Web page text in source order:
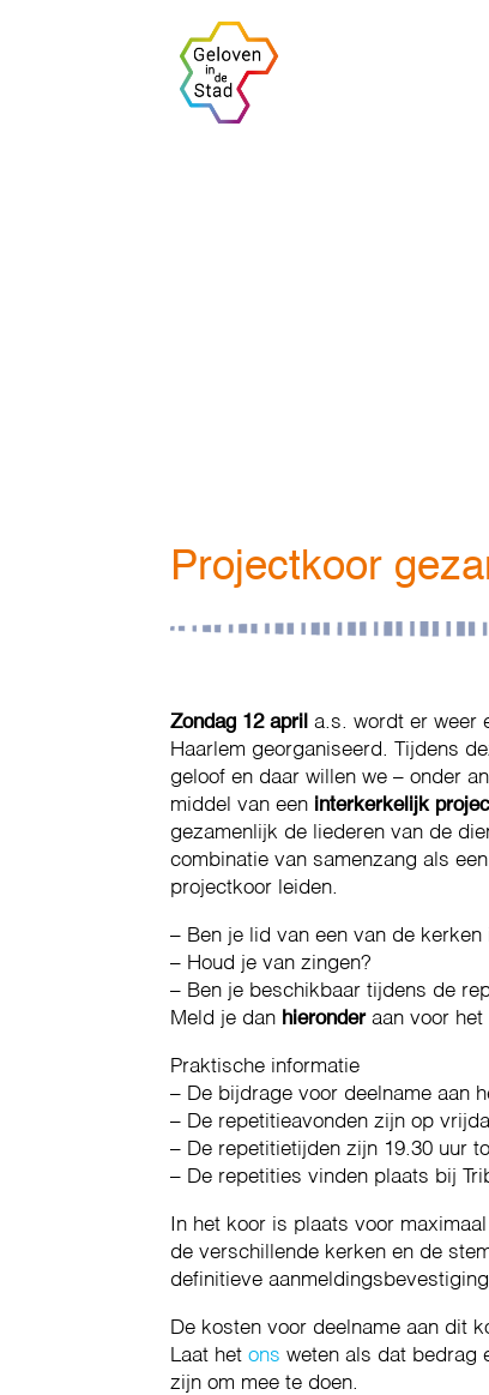
Projectkoor
Zondag 12 april a.s. wordt er weer
Haarlem georganiseerd. Tijdens
geloof en daar willen we – onder
middel van een interkerkelijk
gezamenlijk de liederen van de
combinatie van samenzang als
projectkoor leiden.
– Ben je lid van een van de
– Houd je van zingen?
– Ben je beschikbaar tijdens de
Meld je dan hieronderaan voor het
Praktische informatie
– De bijdrage voor deelname aan
– De repetitieavonden zijn op
– De repetitietijden zijn 19.30 uur
– De repetities vinden plaats bij
In het koor is plaats voor
de verschillende kerken en de
definitieve
De kosten voor deelname aan dit
Laat het ons weten als dat bedrag
zijn om mee te doen.